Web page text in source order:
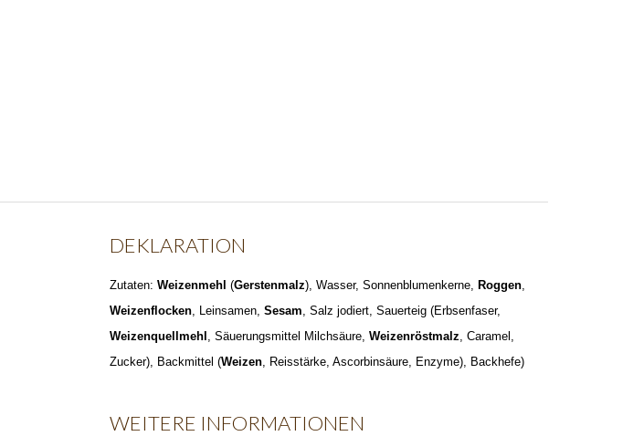
DEKLARATION
Zutaten: Weizenmehl (Gerstenmalz), Wasser, Sonnenblumenkerne, Roggen,
Weizenflocken, Leinsamen, Sesam, Salz jodiert, Sauerteig (Erbsenfaser,
Weizenquellmehl , Säuerungsmittel Milchsäure, Weizenröstmalz, Caramel,
Zucker), Backmittel (Weizen, Reisstärke, Ascorbinsäure, Enzyme), Backhefe)
WEITERE INFORMATIONEN